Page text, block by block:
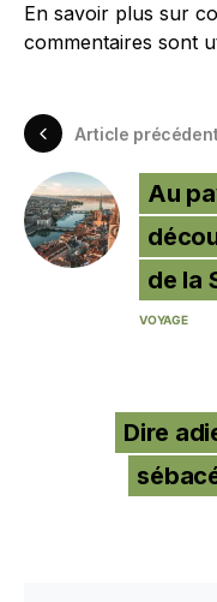
En savoir plus sur
commentaires sont
Article précédent
Au
de la
VOYAGE
Dire